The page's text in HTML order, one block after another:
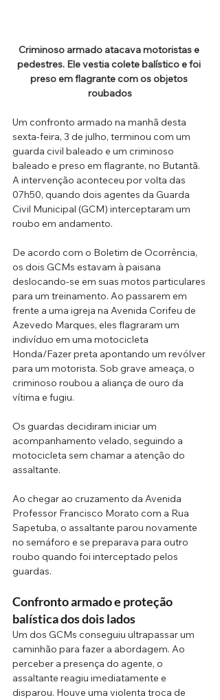
Criminoso armado atacava motoristas e
pedestres. Ele vestia colete balístico e foi
preso em flagrante com os objetos
roubados
Um confronto armado na manhã desta
sexta-feira, 3 de julho, terminou com um
guarda civil baleado e um criminoso
baleado e preso em flagrante, no Butantã.
A intervenção aconteceu por volta das
07h50, quando dois agentes da Guarda
Civil Municipal (GCM) interceptaram um
roubo em andamento.
De acordo com o Boletim de Ocorrência,
os dois GCMs estavam à paisana
deslocando-se em suas motos particulares
para um treinamento. Ao passarem em
frente a uma igreja na Avenida Corifeu de
Azevedo Marques, eles flagraram um
indivíduo em uma motocicleta
Honda/Fazer preta apontando um revólver
para um motorista. Sob grave ameaça, o
criminoso roubou a aliança de ouro da
vítima e fugiu.
Os guardas decidiram iniciar um
acompanhamento velado, seguindo a
motocicleta sem chamar a atenção do
assaltante.
Ao chegar ao cruzamento da Avenida
Professor Francisco Morato com a Rua
Sapetuba, o assaltante parou novamente
no semáforo e se preparava para outro
roubo quando foi interceptado pelos
guardas.
Confronto armado e proteção
balística dos dois lados
Um dos GCMs conseguiu ultrapassar um
caminhão para fazer a abordagem. Ao
perceber a presença do agente, o
assaltante reagiu imediatamente e
disparou. Houve uma violenta troca de